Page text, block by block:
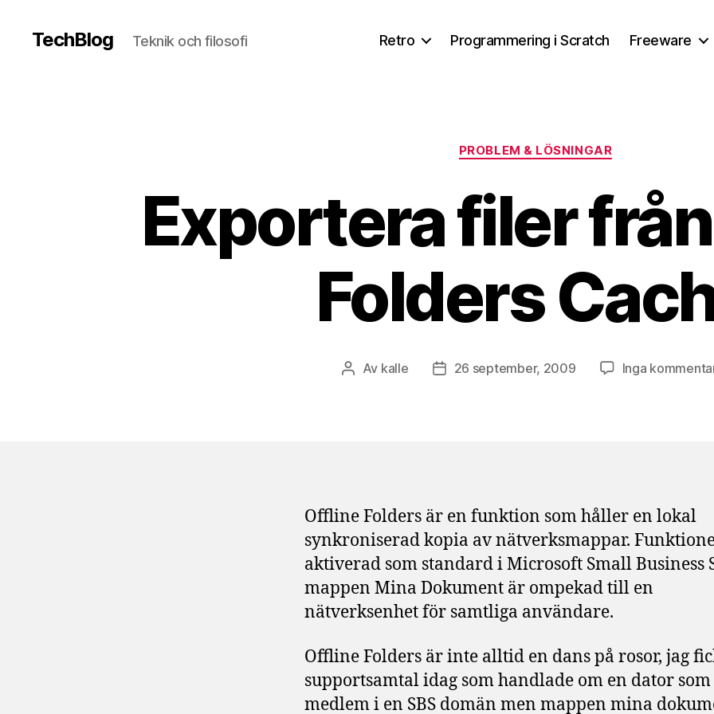
TechBlog Teknik och filosofi Retro Programmering i Scratch Freeware
Kategorier
PROBLEM & LÖSNINGAR
Exportera filer
Folders
Inläggsförfattare
Av kalle Inläggsdatum
26 september, 2009 Inga
Offline Folders är en funktion som håller en lokal
synkroniserad kopia av nätverksmappar.
aktiverad som standard i Microsoft Small Business
mappen Mina Dokument är ompekad till en
nätverksenhet för samtliga användare.
Offline Folders är inte alltid en dans på rosor, jag
supportsamtal idag som handlade om en dator
medlem i en SBS domän men mappen mina